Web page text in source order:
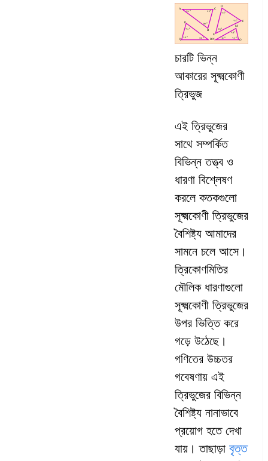
চারটি ভিন্ন
আকারের সূক্ষ্মকোণী
ত্রিভুজ
এই ত্রিভুজের
সাথে সম্পর্কিত
বিভিন্ন তত্ত্ব ও
ধারণা বিশ্লেষণ
করলে কতকগুলো
সূক্ষ্মকোণী ত্রিভুজের
বৈশিষ্ট্য আমাদের
সামনে চলে আসে।
ত্রিকোণমিতির
মৌলিক ধারণাগুলো
সূক্ষ্মকোণী ত্রিভুজের
উপর ভিত্তি করে
গড়ে উঠেছে।
গণিতের উচ্চতর
গবেষণায় এই
ত্রিভুজের বিভিন্ন
বৈশিষ্ট্য নানাভাবে
প্রয়োগ হতে দেখা
যায়। তাছাড়া বৃত্ত